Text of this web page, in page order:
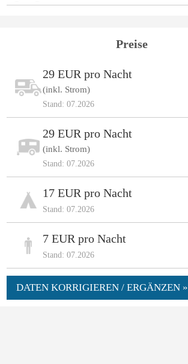
Preise
29 EUR pro Nacht
(inkl. Strom)
Stand: 07.2026
29 EUR pro Nacht
(inkl. Strom)
Stand: 07.2026
17 EUR pro Nacht
Stand: 07.2026
7 EUR pro Nacht
Stand: 07.2026
DATEN KORRIGIEREN / ERGÄNZEN »